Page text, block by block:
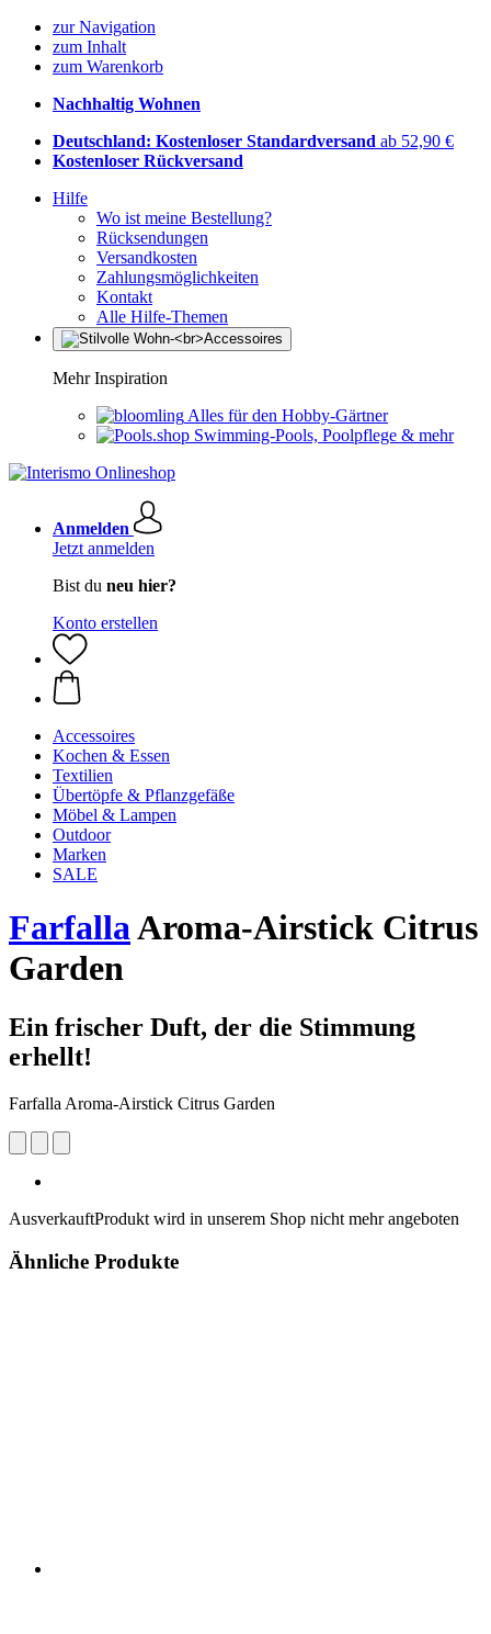
zur Navigation
zum Inhalt
zum Warenkorb
Nachhaltig Wohnen
Deutschland: Kostenloser Standardversand ab 52,90 €
Kostenloser Rückversand
Hilfe
Wo ist meine Bestellung?
Rücksendungen
Versandkosten
Zahlungsmöglichkeiten
Kontakt
Alle Hilfe-Themen
Mehr Inspiration
Alles für den Hobby-Gärtner
Swimming-Pools, Poolpflege & mehr
Anmelden
Jetzt anmelden
Bist du neu hier?
Konto erstellen
Accessoires
Kochen & Essen
Textilien
Übertöpfe & Pflanzgefäße
Möbel & Lampen
Outdoor
Marken
SALE
FarfallaAroma-Airstick Citrus
Garden
Ein frischer Duft, der die Stimmung
erhellt!
Farfalla Aroma-Airstick Citrus Garden
AusverkauftProdukt wird in unserem Shop nicht mehr angeboten
Ähnliche Produkte